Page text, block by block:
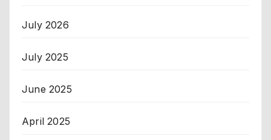
July 2026
July 2025
June 2025
April 2025